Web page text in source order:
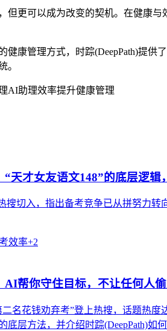
但更可以成为改变的契机。在健康
健康管理方式，时踪(DeepPath)提
。
AI助理效率提升健康管理
“天才女友语文148”的底层逻辑
搜切入，指出备考竞争已从拼努力
效率+2
AI帮你守住目标，不让任何人
名花钱劝弃考”登上热搜，话题热
底层方法，并介绍时踪(DeepPath)如